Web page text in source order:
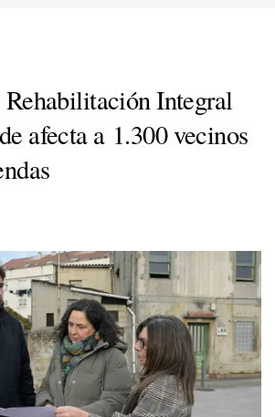
Integral
afecta a 1.300 vecinos